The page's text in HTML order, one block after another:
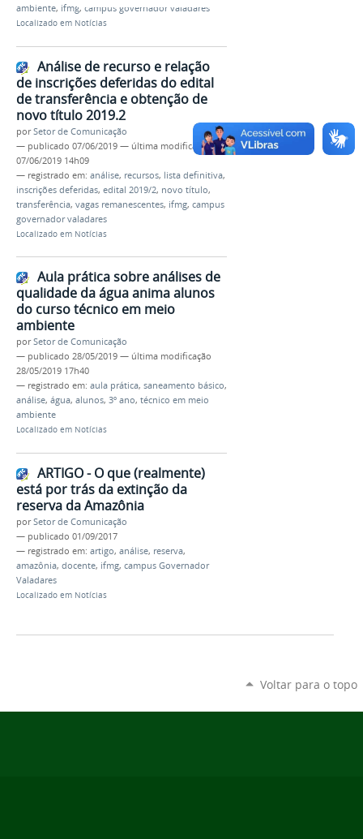
ambiente, ifmg, campus governador valadares
Localizado em Notícias
Análise de recurso e relação
de inscrições deferidas do edital
de transferência e obtenção de
novo título 2019.2
porSetor de Comunicação
— publicado 07/06/2019 — última modificação
07/06/2019 14h09
— registrado em: análise, recursos, lista definitiva,
inscrições deferidas, edital 2019/2, novo título,
transferência, vagas remanescentes, ifmg, campus
governador valadares
Localizado em Notícias
Aula prática sobre análises de
qualidade da água anima alunos
do curso técnico em meio
ambiente
porSetor de Comunicação
— publicado 28/05/2019 — última modificação
28/05/2019 17h40
— registrado em: aula prática, saneamento básico,
análise, água, alunos, 3º ano, técnico em meio
ambiente
Localizado em Notícias
ARTIGO - O que (realmente)
está por trás da extinção da
reserva da Amazônia
porSetor de Comunicação
— publicado 01/09/2017
— registrado em: artigo, análise, reserva,
amazônia, docente, ifmg, campus Governador
Valadares
Localizado em Notícias
Voltar para o topo